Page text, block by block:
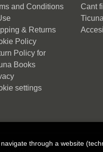
and Conditions
& Returns
Policy
Policy for
Books
settings
Cant
through a website